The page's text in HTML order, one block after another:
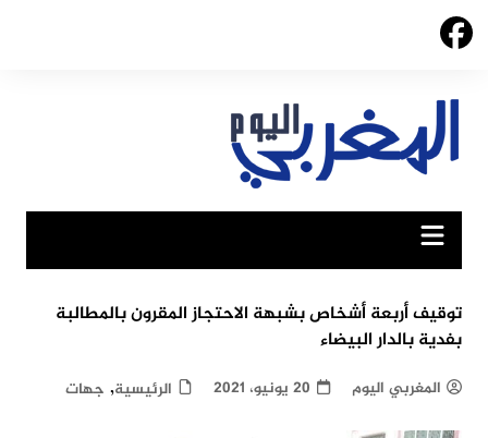
Skip
توقيف أربعة أشخاص بشبهة الاحتجاز المقرون بالمطالبة
بفدية بالدار البيضاء
المغربي اليوم 20 يونيو، 2021 الرئيسية, جهات